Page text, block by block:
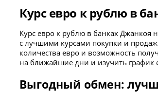
Курс евро к рублю в
Курс евро к рублю в банках Джанкоя
с лучшими курсами покупки и
количества евро и возможность
на ближайшие дни и изучить
Выгодный обмен: